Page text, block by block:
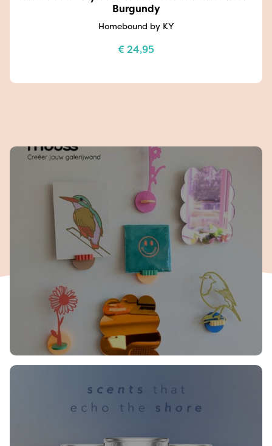
Burgundy
Homebound by KY
€24,95